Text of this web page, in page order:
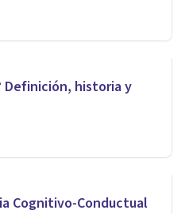
Definición, historia y
Cognitivo-Conductual